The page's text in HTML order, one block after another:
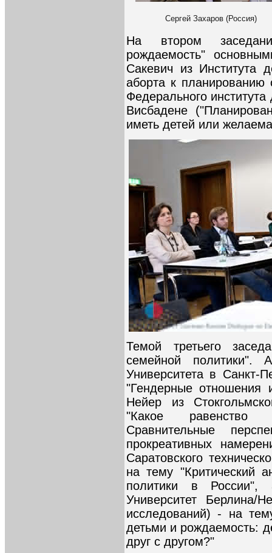
Сергей Захаров (Россия)
На втором
рождаемость"
Сакевич из Института
аборта к
Федерального
Висбадене
иметь детей или
Темой третьего
семейной политики".
Университета в Санкт-
"Гендерные отношения
Нейер из
"Какое равенство
Сравнительные
прокреативных
Саратовского
на тему "Критический
политики в России",
Университет Берлина/
исследований) - на
детьми и рождаемость:
друг с другом?"